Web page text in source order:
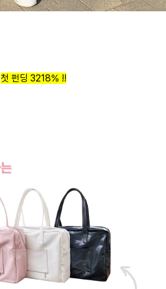
첫 펀딩 3218% !!